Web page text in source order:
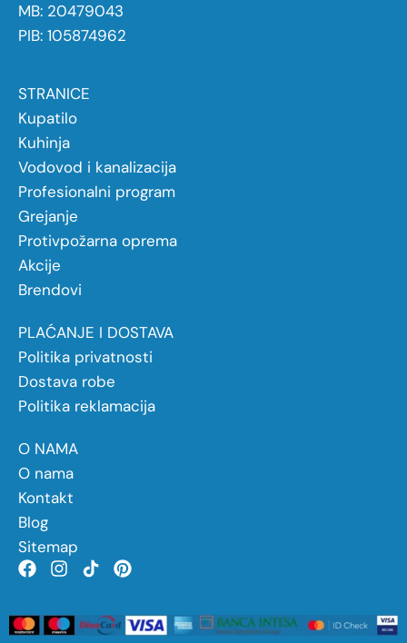
MB: 20479043
PIB: 105874962
STRANICE
Kupatilo
Kuhinja
Vodovod i kanalizacija
Profesionalni program
Grejanje
Protivpožarna oprema
Akcije
Brendovi
PLAĆANJE I DOSTAVA
Politika privatnosti
Dostava robe
Politika reklamacija
O NAMA
O nama
Kontakt
Blog
Sitemap